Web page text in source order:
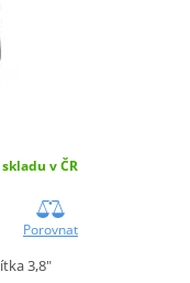
v ČR
Porovnat
3,8"